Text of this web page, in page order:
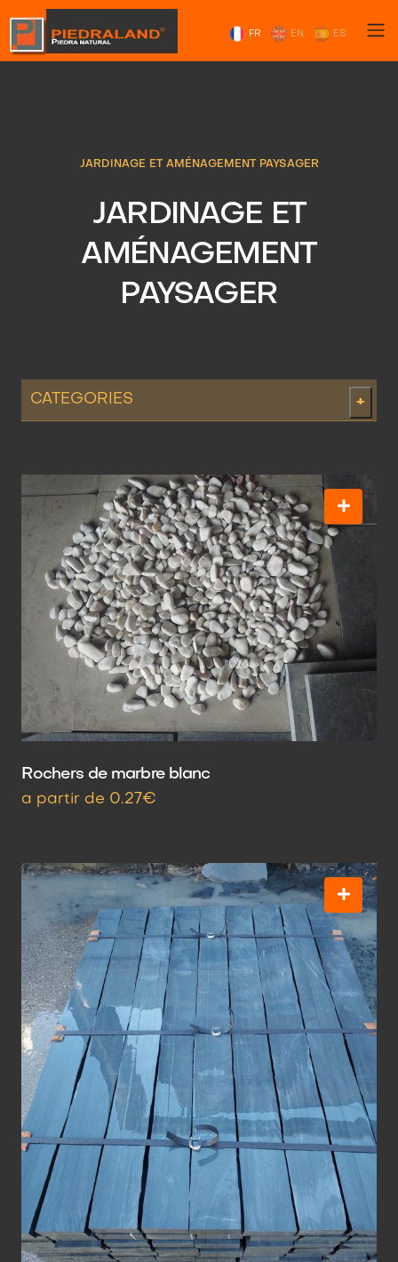
ES
EN
FR
JARDINAGE ET AMÉNAGEMENT PAYSAGER
JARDINAGE ET
AMÉNAGEMENT
PAYSAGER
CATEGORIES +
Rochers de marbre blanc
a partir de 0.27€